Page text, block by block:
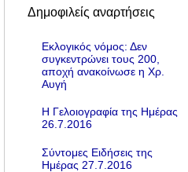
Δημοφιλείς αναρτήσεις
Εκλογικός νόμος: Δεν
συγκεντρώνει τους 200,
αποχή ανακοίνωσε η Χρ.
Αυγή
Η Γελοιογραφία της Ημέρας
26.7.2016
Σύντομες Ειδήσεις της
Ημέρας 27.7.2016